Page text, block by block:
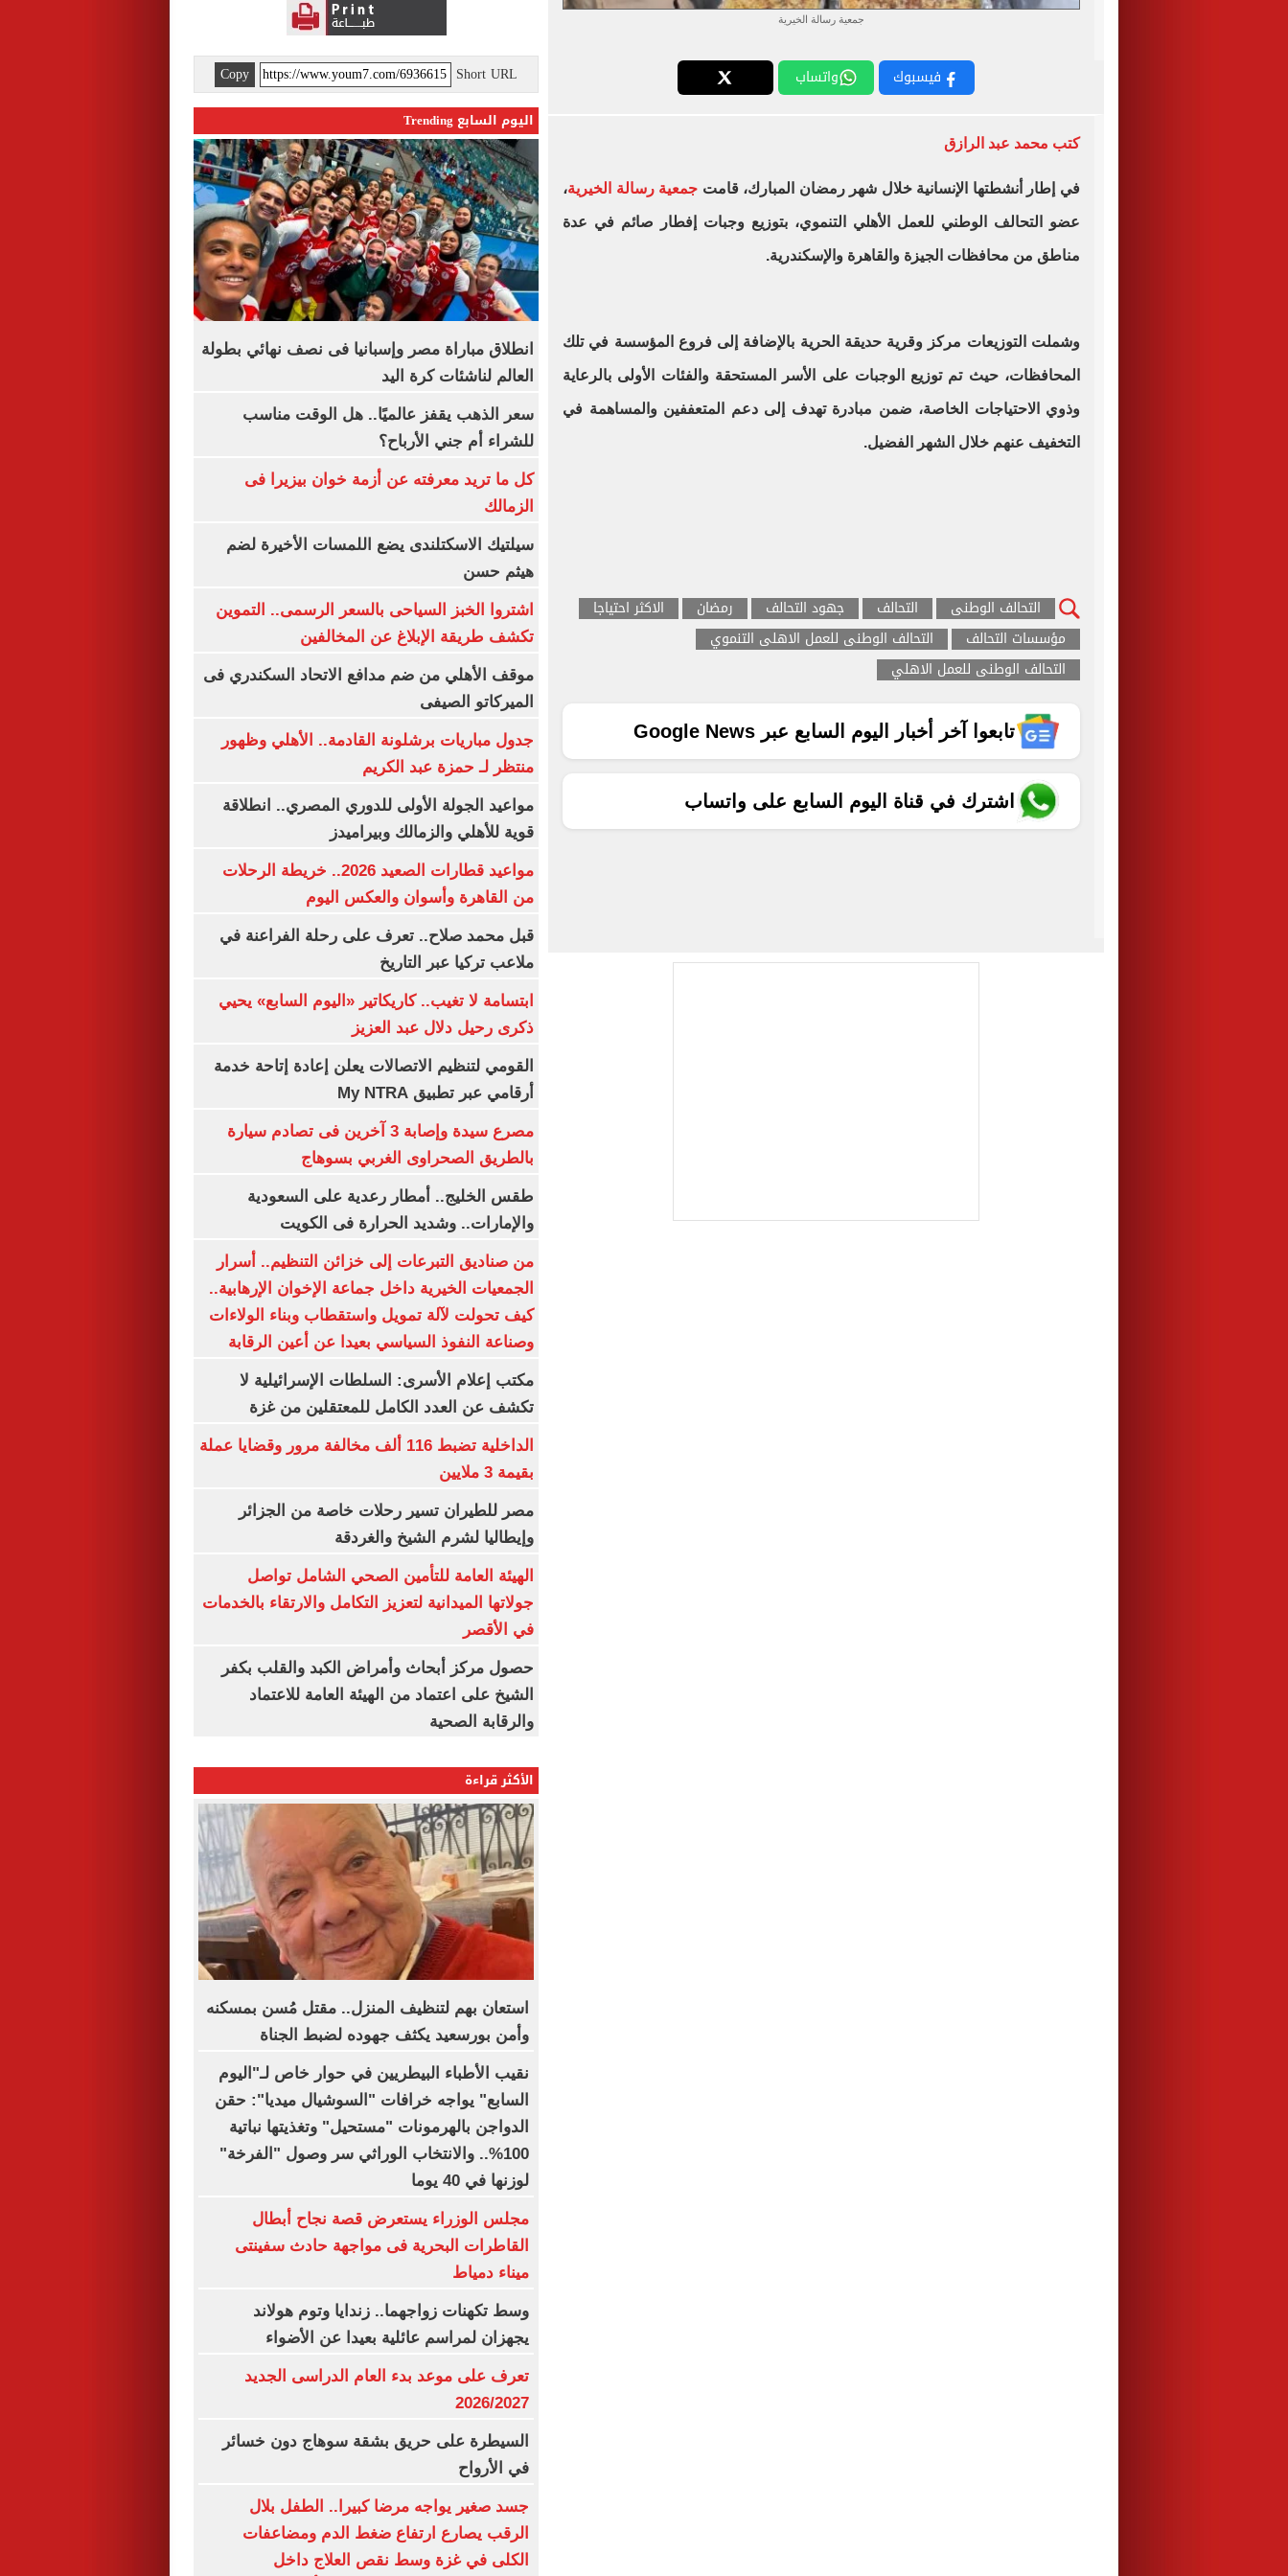
جمعية رسالة الخيرية
فيسبوك واتساب
كتب محمد عبد الرازق
في إطار أنشطتها الإنسانية خلال شهر رمضان المبارك، قامت جمعية رسالة الخيرية،
عضو التحالف الوطني للعمل الأهلي التنموي، بتوزيع وجبات إفطار صائم في عدة
مناطق من محافظات الجيزة والقاهرة والإسكندرية.
وشملت التوزيعات مركز وقرية حديقة الحرية بالإضافة إلى فروع المؤسسة في تلك
المحافظات، حيث تم توزيع الوجبات على الأسر المستحقة والفئات الأولى بالرعاية
وذوي الاحتياجات الخاصة، ضمن مبادرة تهدف إلى دعم المتعففين والمساهمة في
التخفيف عنهم خلال الشهر الفضيل.
التحالف الوطنى التحالف جهود التحالف رمضان
الاكثر احتياجا
مؤسسات التحالف
التحالف الوطنى للعمل الاهلى التنموي
التحالف الوطنى للعمل الاهلي
تابعوا آخر أخبار اليوم السابع عبر Google News
اشترك في قناة اليوم السابع على واتساب
Short URL
Copy
اليوم السابع Trending
انطلاق مباراة مصر وإسبانيا فى نصف نهائي بطولة
العالم لناشئات كرة اليد
سعر الذهب يقفز عالميًا.. هل الوقت مناسب
للشراء أم جني الأرباح؟
كل ما تريد معرفته عن أزمة خوان بيزيرا فى
الزمالك
سيلتيك الاسكتلندى يضع اللمسات الأخيرة لضم
هيثم حسن
اشتروا الخبز السياحى بالسعر الرسمى.. التموين
تكشف طريقة الإبلاغ عن المخالفين
موقف الأهلي من ضم مدافع الاتحاد السكندري فى
الميركاتو الصيفى
جدول مباريات برشلونة القادمة.. الأهلي وظهور
منتظر لـ حمزة عبد الكريم
مواعيد الجولة الأولى للدوري المصري.. انطلاقة
قوية للأهلي والزمالك وبيراميدز
مواعيد قطارات الصعيد 2026.. خريطة الرحلات
من القاهرة وأسوان والعكس اليوم
قبل محمد صلاح.. تعرف على رحلة الفراعنة في
ملاعب تركيا عبر التاريخ
ابتسامة لا تغيب.. كاريكاتير «اليوم السابع» يحيي
ذكرى رحيل دلال عبد العزيز
القومي لتنظيم الاتصالات يعلن إعادة إتاحة خدمة
أرقامي عبر تطبيق My NTRA
مصرع سيدة وإصابة 3 آخرين فى تصادم سيارة
بالطريق الصحراوى الغربي بسوهاج
طقس الخليج.. أمطار رعدية على السعودية
والإمارات.. وشديد الحرارة فى الكويت
من صناديق التبرعات إلى خزائن التنظيم.. أسرار
الجمعيات الخيرية داخل جماعة الإخوان الإرهابية..
كيف تحولت لآلة تمويل واستقطاب وبناء الولاءات
وصناعة النفوذ السياسي بعيدا عن أعين الرقابة
مكتب إعلام الأسرى: السلطات الإسرائيلية لا
تكشف عن العدد الكامل للمعتقلين من غزة
الداخلية تضبط 116 ألف مخالفة مرور وقضايا عملة
بقيمة 3 ملايين
مصر للطيران تسير رحلات خاصة من الجزائر
وإيطاليا لشرم الشيخ والغردقة
الهيئة العامة للتأمين الصحي الشامل تواصل
جولاتها الميدانية لتعزيز التكامل والارتقاء بالخدمات
في الأقصر
حصول مركز أبحاث وأمراض الكبد والقلب بكفر
الشيخ على اعتماد من الهيئة العامة للاعتماد
والرقابة الصحية
الأكثر قراءة
استعان بهم لتنظيف المنزل.. مقتل مُسن بمسكنه
وأمن بورسعيد يكثف جهوده لضبط الجناة
نقيب الأطباء البيطريين في حوار خاص لـ"اليوم
السابع" يواجه خرافات "السوشيال ميديا": حقن
الدواجن بالهرمونات "مستحيل" وتغذيتها نباتية
100%.. والانتخاب الوراثي سر وصول "الفرخة"
لوزنها في 40 يوما
مجلس الوزراء يستعرض قصة نجاح أبطال
القاطرات البحرية فى مواجهة حادث سفينتى
ميناء دمياط
وسط تكهنات زواجهما.. زندايا وتوم هولاند
يجهزان لمراسم عائلية بعيدا عن الأضواء
تعرف على موعد بدء العام الدراسى الجديد
2026/2027
السيطرة على حريق بشقة سوهاج دون خسائر
في الأرواح
جسد صغير يواجه مرضا كبيرا.. الطفل بلال
الرقب يصارع ارتفاع ضغط الدم ومضاعفات
الكلى في غزة وسط نقص العلاج داخل